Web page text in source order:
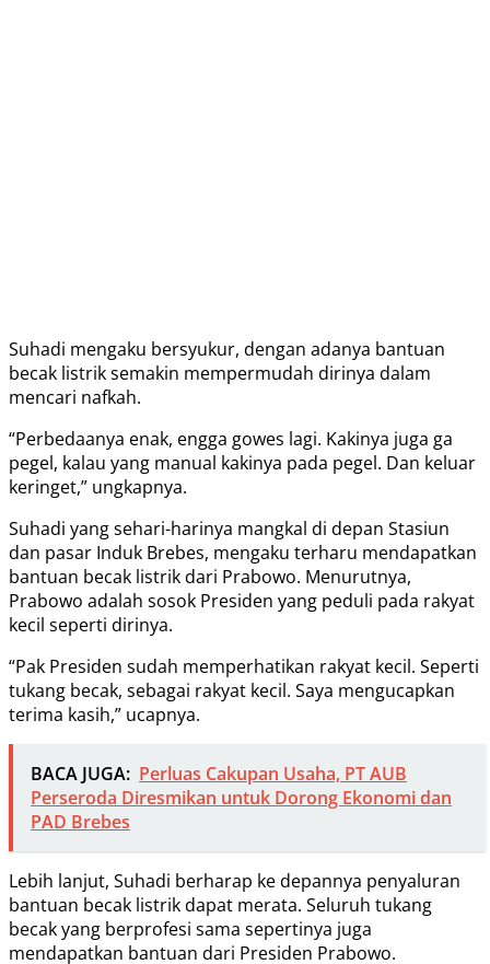
Suhadi mengaku bersyukur, dengan adanya bantuan
becak listrik semakin mempermudah dirinya dalam
mencari nafkah.
“Perbedaanya enak, engga gowes lagi. Kakinya juga ga
pegel, kalau yang manual kakinya pada pegel. Dan keluar
keringet,” ungkapnya.
Suhadi yang sehari-harinya mangkal di depan Stasiun
dan pasar Induk Brebes, mengaku terharu mendapatkan
bantuan becak listrik dari Prabowo. Menurutnya,
Prabowo adalah sosok Presiden yang peduli pada rakyat
kecil seperti dirinya.
“Pak Presiden sudah memperhatikan rakyat kecil. Seperti
tukang becak, sebagai rakyat kecil. Saya mengucapkan
terima kasih,” ucapnya.
BACA JUGA: Perluas Cakupan Usaha, PT AUB
Perseroda Diresmikan untuk Dorong Ekonomi dan
PAD Brebes
Lebih lanjut, Suhadi berharap ke depannya penyaluran
bantuan becak listrik dapat merata. Seluruh tukang
becak yang berprofesi sama sepertinya juga
mendapatkan bantuan dari Presiden Prabowo.